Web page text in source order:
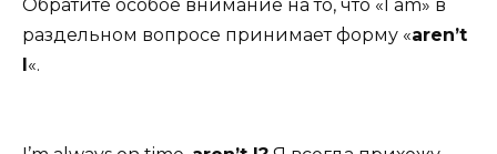
Обратите особое внимание на то, что «I am» в
раздельном вопросе принимает форму «aren’t
I«.